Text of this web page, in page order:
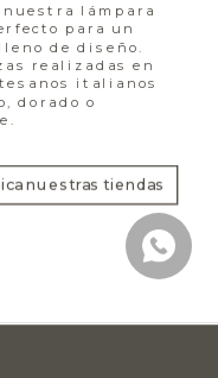
nuestras tiendas
nuestra lámpara
para un
de diseño.
realizadas en
italianos
dorado o